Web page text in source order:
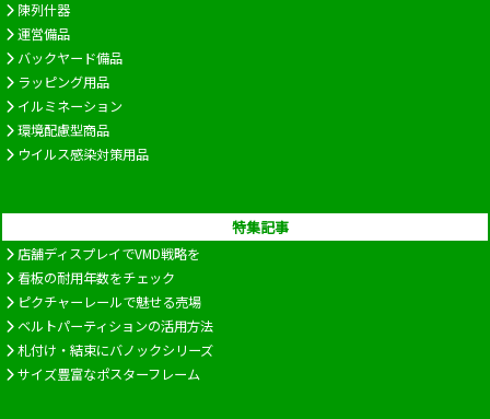
陳列什器
運営備品
バックヤード備品
ラッピング用品
イルミネーション
環境配慮型商品
ウイルス感染対策用品
特集記事
店舗ディスプレイでVMD戦略を
看板の耐用年数をチェック
ピクチャーレールで魅せる売場
ベルトパーティションの活用方法
札付け・結束にバノックシリーズ
サイズ豊富なポスターフレーム